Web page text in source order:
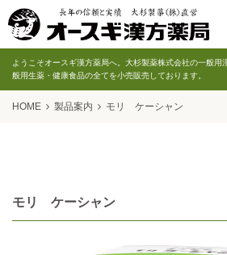
ようこそオースギ漢方薬局へ。大杉製薬株式会社の一般用
般用生薬・健康食品の全てを小売販売しております。
HOME 製品案内 モリ ケーシャン
モリ ケーシャン